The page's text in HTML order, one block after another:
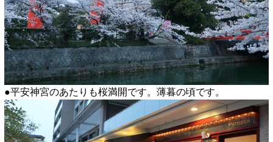
●平安神宮のあたりも桜満開です。薄暮の頃です。